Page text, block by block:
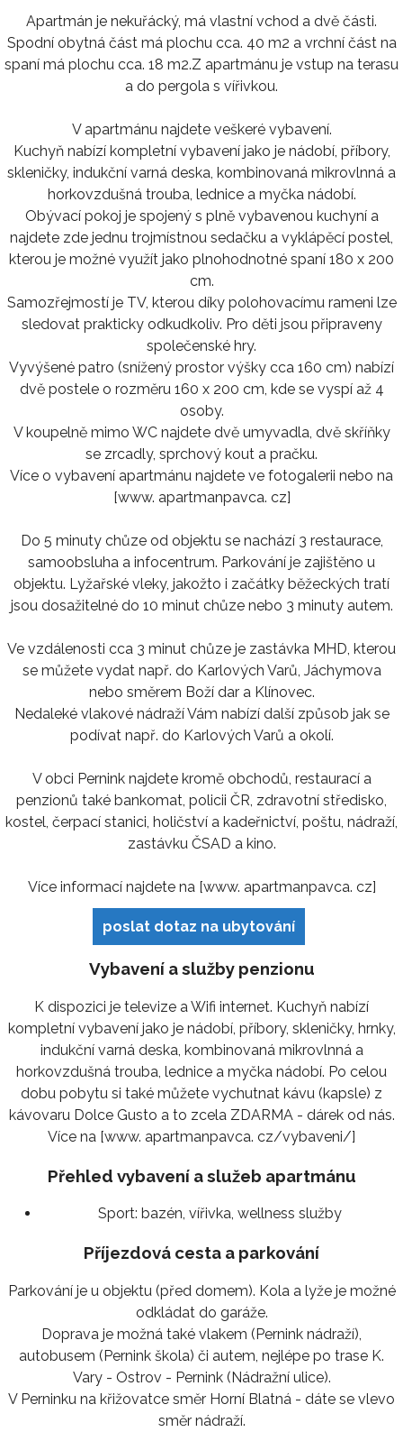
Apartmán je nekuřácký, má vlastní vchod a dvě části.
Spodní obytná část má plochu cca. 40 m2 a vrchní část na
spaní má plochu cca. 18 m2.Z apartmánu je vstup na terasu
a do pergola s vířivkou.
V apartmánu najdete veškeré vybavení.
Kuchyň nabízí kompletní vybavení jako je nádobí, příbory,
skleničky, indukční varná deska, kombinovaná mikrovlnná a
horkovzdušná trouba, lednice a myčka nádobí.
Obývací pokoj je spojený s plně vybavenou kuchyní a
najdete zde jednu trojmístnou sedačku a vyklápěcí postel,
kterou je možné využít jako plnohodnotné spaní 180 x 200
cm.
Samozřejmostí je TV, kterou díky polohovacímu rameni lze
sledovat prakticky odkudkoliv. Pro děti jsou připraveny
společenské hry.
Vyvýšené patro (snížený prostor výšky cca 160 cm) nabízí
dvě postele o rozměru 160 x 200 cm, kde se vyspí až 4
osoby.
V koupelně mimo WC najdete dvě umyvadla, dvě skříňky
se zrcadly, sprchový kout a pračku.
Více o vybavení apartmánu najdete ve fotogalerii nebo na
[www. apartmanpavca. cz]
Do 5 minuty chůze od objektu se nachází 3 restaurace,
samoobsluha a infocentrum. Parkování je zajištěno u
objektu. Lyžařské vleky, jakožto i začátky běžeckých tratí
jsou dosažitelné do 10 minut chůze nebo 3 minuty autem.
Ve vzdálenosti cca 3 minut chůze je zastávka MHD, kterou
se můžete vydat např. do Karlových Varů, Jáchymova
nebo směrem Boží dar a Klínovec.
Nedaleké vlakové nádraží Vám nabízí další způsob jak se
podívat např. do Karlových Varů a okolí.
V obci Pernink najdete kromě obchodů, restaurací a
penzionů také bankomat, policii ČR, zdravotní středisko,
kostel, čerpací stanici, holičství a kadeřnictví, poštu, nádraží,
zastávku ČSAD a kino.
Více informací najdete na [www. apartmanpavca. cz]
poslat dotaz na ubytování
Vybavení a služby penzionu
K dispozici je televize a Wifi internet. Kuchyň nabízí
kompletní vybavení jako je nádobí, příbory, skleničky, hrnky,
indukční varná deska, kombinovaná mikrovlnná a
horkovzdušná trouba, lednice a myčka nádobí. Po celou
dobu pobytu si také můžete vychutnat kávu (kapsle) z
kávovaru Dolce Gusto a to zcela ZDARMA - dárek od nás.
Více na [www. apartmanpavca. cz/vybaveni/]
Přehled vybavení a služeb apartmánu
Sport: bazén, vířivka, wellness služby
Příjezdová cesta a parkování
Parkování je u objektu (před domem). Kola a lyže je možné
odkládat do garáže.
Doprava je možná také vlakem (Pernink nádraží),
autobusem (Pernink škola) či autem, nejlépe po trase K.
Vary - Ostrov - Pernink (Nádražní ulice).
V Perninku na křižovatce směr Horní Blatná - dáte se vlevo
směr nádraží.